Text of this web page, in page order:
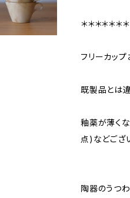
＊＊＊＊＊＊
フリーカッ
既製品とは
釉薬が薄く
点)などござ
陶器のうつ